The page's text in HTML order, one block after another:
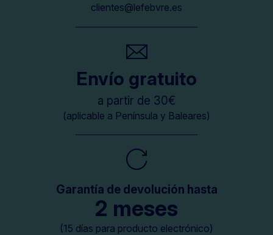
clientes@lefebvre.es
Envío gratuito
a partir de 30€
(aplicable a Península y Baleares)
Garantía de devolución hasta
2 meses
(15 días para producto electrónico)